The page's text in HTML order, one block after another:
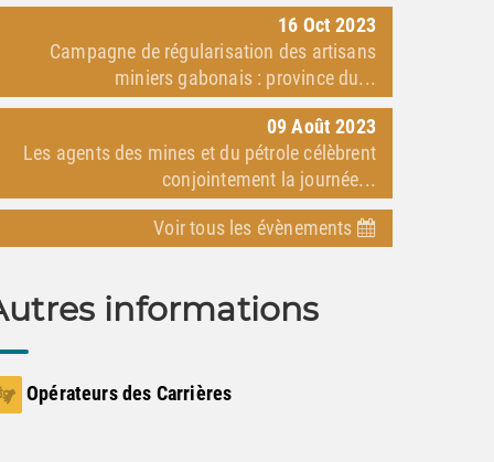
16 Oct 2023
Campagne de régularisation des artisans
miniers gabonais : province du...
09 Août 2023
Les agents des mines et du pétrole célèbrent
conjointement la journée...
Voir tous les évènements
informations
Opérateurs des Carrières